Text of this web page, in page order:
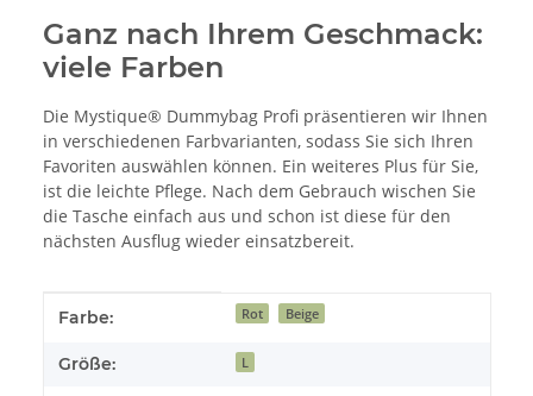
Ganz nach Ihrem Geschmack:
viele Farben
Die Mystique® Dummybag Profi präsentieren wir Ihnen
in verschiedenen Farbvarianten, sodass Sie sich Ihren
Favoriten auswählen können. Ein weiteres Plus für Sie,
ist die leichte Pflege. Nach dem Gebrauch wischen Sie
die Tasche einfach aus und schon ist diese für den
nächsten Ausflug wieder einsatzbereit.
Produkteigenschaft
Wert
Farbe: Rot Beige
Größe: L